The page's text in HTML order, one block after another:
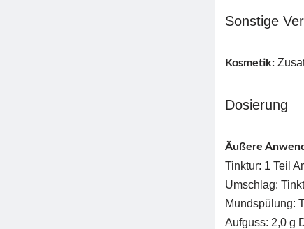
Sonstige
Kosmetik:
Dosierung
Äußere
Tinktur: 1 Teil
Umschlag:
Mundspülung:
Aufguss: 2,0 g